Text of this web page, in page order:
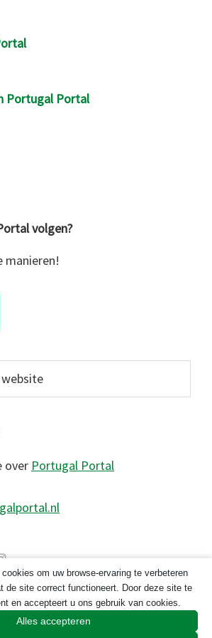
Portugal Portal
volgen?
manieren!
over Portugal Portal
om uw browse-ervaring te verbeteren
de site correct functioneert. Door deze site te
en accepteert u ons gebruik van cookies.
Alles accepteren